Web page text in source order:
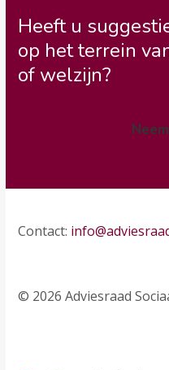
Heeft u
op het terrein
of welzijn?
Contact:
© 2026 Adviesraad